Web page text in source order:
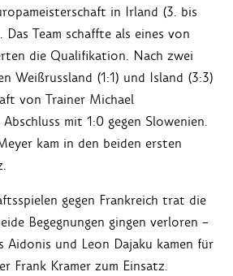
in Irland (3. bis
Team schaffte als eines von
die Qualifikation. Nach zwei
Weißrussland (1:1) und Island (3:3)
von Trainer Michael
mit 1:0 gegen Slowenien.
kam in den beiden ersten
gegen Frankreich trat die
Begegnungen gingen verloren –
Aidonis und Leon Dajaku kamen für
Frank Kramer zum Einsatz.